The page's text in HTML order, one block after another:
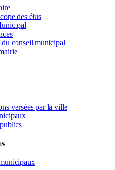
des élus
conseil municipal
versées par la ville